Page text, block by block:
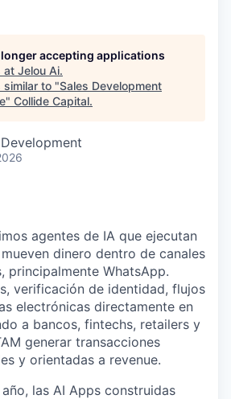
accepting applications
at Jelou Ai.
similar to "Sales Development
" Collide Capital.
agentes de IA que ejecutan
dinero dentro de canales
principalmente WhatsApp.
verificación de identidad, flujos
electrónicas directamente en
a bancos, fintechs, retailers y
generar transacciones
y orientadas a revenue.
las AI Apps construidas